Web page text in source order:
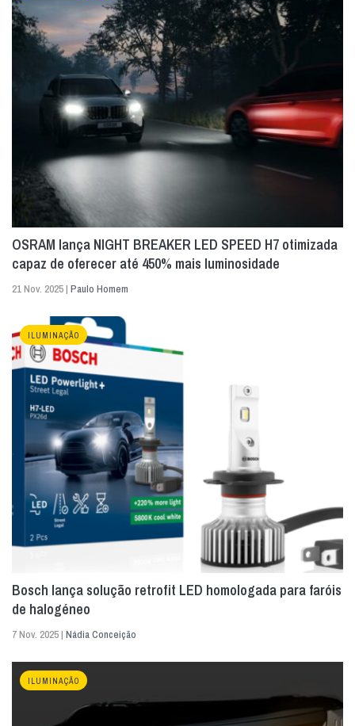
OSRAM lança NIGHT BREAKER LED SPEED H7 otimizada
capaz de oferecer até 450% mais luminosidade
21 Nov. 2025 | Paulo Homem
ILUMINAÇÃO
Bosch lança solução retrofit LED homologada para faróis
de halogéneo
7 Nov. 2025 | Nádia Conceição
ILUMINAÇÃO